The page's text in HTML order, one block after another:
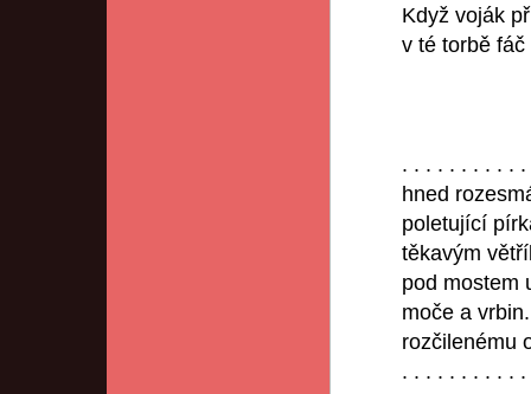
Když voják
v té torbě
. . . . . . . . . .
hned
poletující
těkavým
pod mostem
moče a
rozčilenému
. . . . . . . .